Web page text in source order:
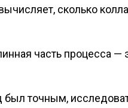
сколько
часть процесса —
был точным,